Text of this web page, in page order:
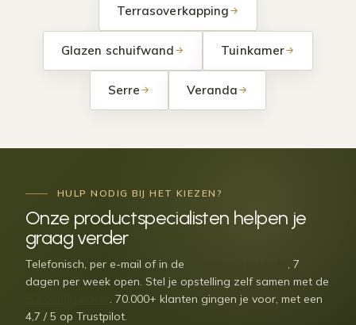
Terrasoverkapping
Glazen schuifwand Tuinkamer
Serre Veranda
HULP NODIG BIJ HET KIEZEN?
Onze productspecialisten helpen je
graag verder
Telefonisch, per e-mail of in de
, 7
dagen per week open. Stel je opstelling zelf samen met de
. 70.000+ klanten gingen je voor, met een
4,7 / 5 op Trustpilot.